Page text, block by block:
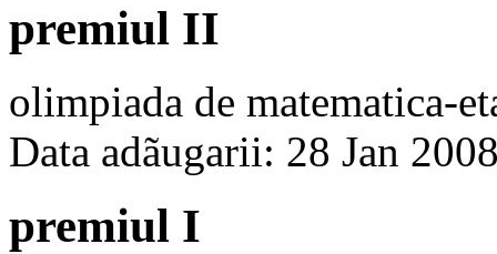
premiul II
olimpiada de matematica-
Data adãugarii: 28 Jan
premiul I